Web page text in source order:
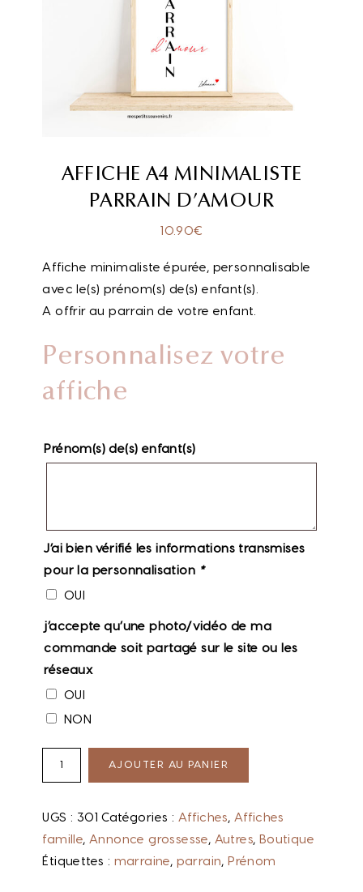
AFFICHE A4 MINIMALISTE
PARRAIN D’AMOUR
10.90€
Affiche minimaliste épurée, personnalisable
avec le(s) prénom(s) de(s) enfant(s).
A offrir au parrain de votre enfant.
Personnalisez votre
affiche
Prénom(s) de(s) enfant(s)
J’ai bien vérifié les informations transmises
pour la personnalisation *
OUI
j’accepte qu’une photo/vidéo de ma
commande soit partagé sur le site ou les
réseaux
OUI
NON
AJOUTER AU PANIER
UGS : 301 Catégories : Affiches, Affiches
famille, Annonce grossesse, Autres, Boutique
Étiquettes : marraine, parrain, Prénom